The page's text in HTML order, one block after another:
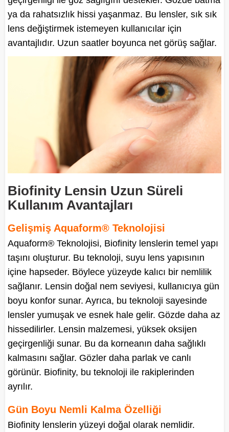
ya da rahatsızlık hissi yaşanmaz. Bu lensler, sık sık
lens değiştirmek istemeyen kullanıcılar için
avantajlıdır. Uzun saatler boyunca net görüş sağlar.
Biofinity Lensin Uzun Süreli
Kullanım Avantajları
Gelişmiş Aquaform® Teknolojisi
Aquaform® Teknolojisi, Biofinity lenslerin temel yapı
taşını oluşturur. Bu teknoloji, suyu lens yapısının
içine hapseder. Böylece yüzeyde kalıcı bir nemlilik
sağlanır. Lensin doğal nem seviyesi, kullanıcıya gün
boyu konfor sunar. Ayrıca, bu teknoloji sayesinde
lensler yumuşak ve esnek hale gelir. Gözde daha az
hissedilirler. Lensin malzemesi, yüksek oksijen
geçirgenliği sunar. Bu da korneanın daha sağlıklı
kalmasını sağlar. Gözler daha parlak ve canlı
görünür. Biofinity, bu teknoloji ile rakiplerinden
ayrılır.
Gün Boyu Nemli Kalma Özelliği
Biofinity lenslerin yüzeyi doğal olarak nemlidir.